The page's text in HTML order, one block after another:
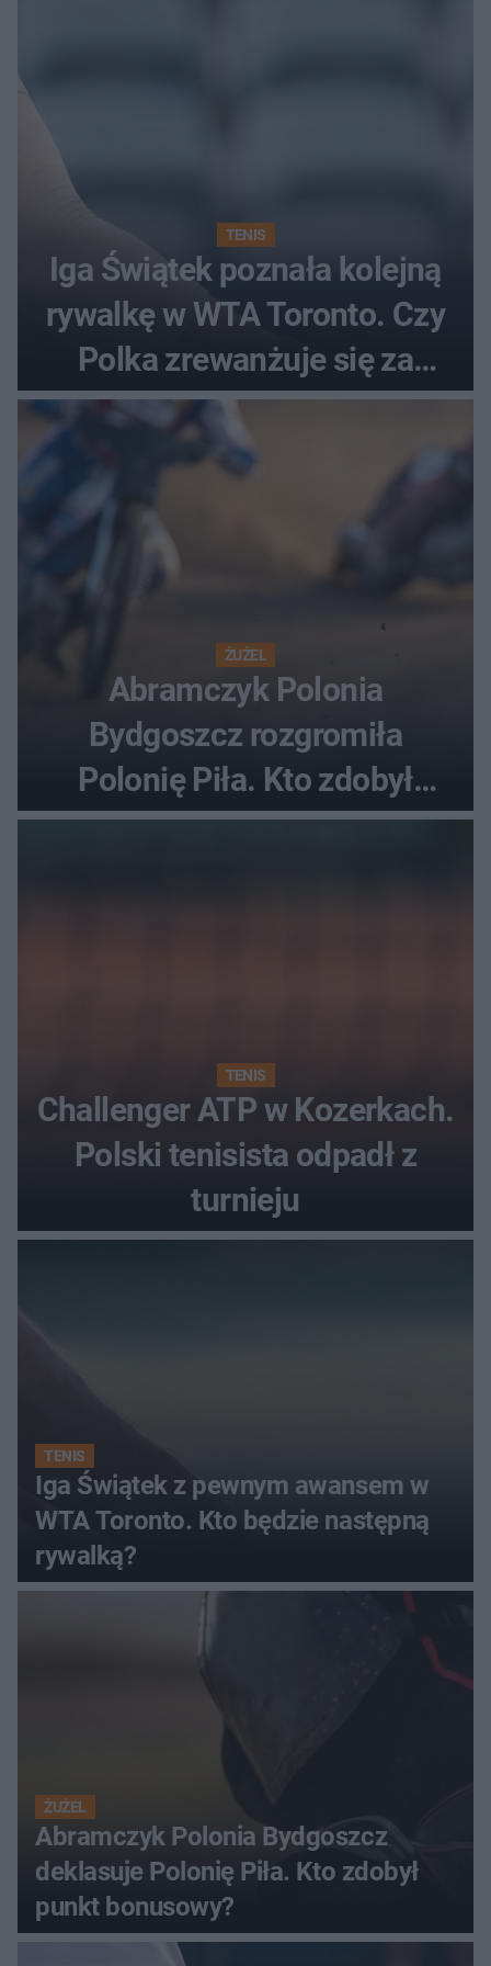
TENIS
Iga Świątek poznała kolejną
rywalkę w WTA Toronto. Czy
Polka zrewanżuje się za
ostatnią porażkę?
ŻUŻEL
Abramczyk Polonia
Bydgoszcz rozgromiła
Polonię Piła. Kto zdobył
najwięcej punktów?
TENIS
Challenger ATP w Kozerkach.
Polski tenisista odpadł z
turnieju
TENIS
Iga Świątek z pewnym awansem w
WTA Toronto. Kto będzie następną
rywalką?
ŻUŻEL
Abramczyk Polonia Bydgoszcz
deklasuje Polonię Piła. Kto zdobył
punkt bonusowy?